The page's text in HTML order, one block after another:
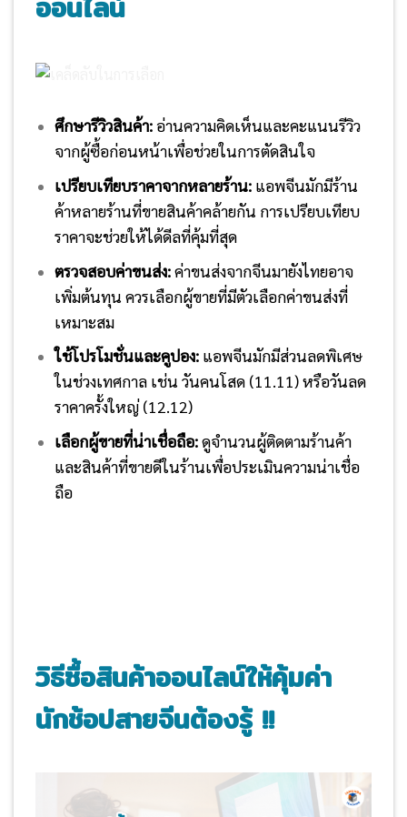
ศึกษารีวิวสินค้า:อ่านความคิดเห็นและคะแนนรีวิว
จากผู้ซื้อก่อนหน้าเพื่อช่วยในการตัดสินใจ
เปรียบเทียบราคาจากหลายร้าน:แอพจีนมักมีร้าน
ค้าหลายร้านที่ขายสินค้าคล้ายกัน การเปรียบเทียบ
ราคาจะช่วยให้ได้ดีลที่คุ้มที่สุด
ตรวจสอบค่าขนส่ง:ค่าขนส่งจากจีนมายังไทยอาจ
เพิ่มต้นทุน ควรเลือกผู้ขายที่มีตัวเลือกค่าขนส่งที่
เหมาะสม
ใช้โปรโมชั่นและคูปอง:แอพจีนมักมีส่วนลดพิเศษ
ในช่วงเทศกาล เช่น วันคนโสด (11.11) หรือวันลด
ราคาครั้งใหญ่ (12.12)
เลือกผู้ขายที่น่าเชื่อถือ:ดูจำนวนผู้ติดตามร้านค้า
และสินค้าที่ขายดีในร้านเพื่อประเมินความน่าเชื่อ
ถือ
วิธีซื้อสินค้าออนไลน์ให้คุ้มค่า
นักช้อปสายจีนต้องรู้ !!